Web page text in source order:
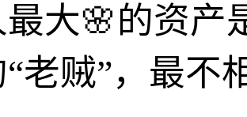
大🌸的资产
老贼”，最不